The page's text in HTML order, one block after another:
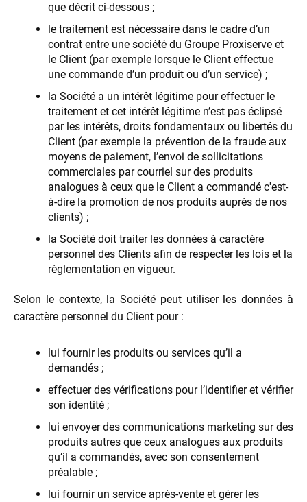
que décrit ci-dessous ;
le traitement est nécessaire dans le cadre d’un
contrat entre une société du Groupe Proxiserve et
le Client (par exemple lorsque le Client effectue
une commande d’un produit ou d’un service) ;
la Société a un intérêt légitime pour effectuer le
traitement et cet intérêt légitime n’est pas éclipsé
par les intérêts, droits fondamentaux ou libertés du
Client (par exemple la prévention de la fraude aux
moyens de paiement, l’envoi de sollicitations
commerciales par courriel sur des produits
analogues à ceux que le Client a commandé c'est-
à-dire la promotion de nos produits auprès de nos
clients) ;
la Société doit traiter les données à caractère
personnel des Clients afin de respecter les lois et la
règlementation en vigueur.
Selon le contexte, la Société peut utiliser les données à
caractère personnel du Client pour :
lui fournir les produits ou services qu’il a
demandés ;
effectuer des vérifications pour l’identifier et vérifier
son identité ;
lui envoyer des communications marketing sur des
produits autres que ceux analogues aux produits
qu’il a commandés, avec son consentement
préalable ;
lui fournir un service après-vente et gérer les